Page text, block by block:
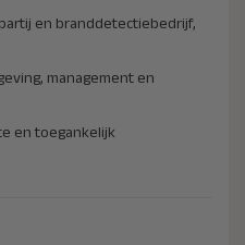
en branddetectiebedrijf,
management en
en toegankelijk